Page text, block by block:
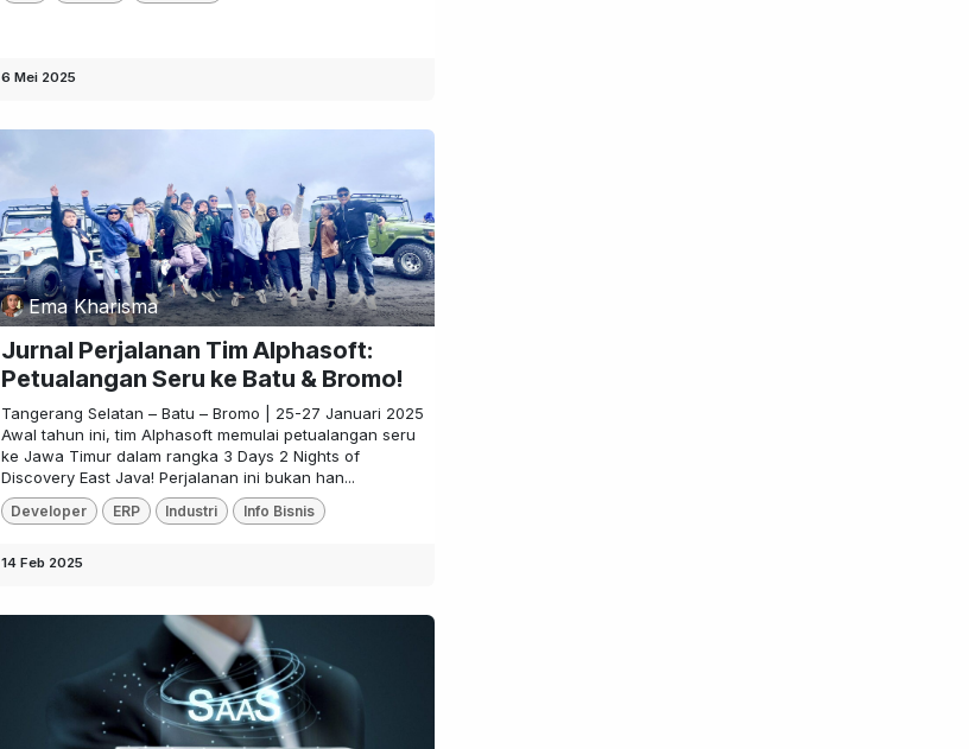
6 Mei 2025
Ema Kharisma
Jurnal Perjalanan Tim Alphasoft:
Petualangan Seru ke Batu & Bromo!
Tangerang Selatan – Batu – Bromo | 25-27 Januari 2025
Awal tahun ini, tim Alphasoft memulai petualangan seru
ke Jawa Timur dalam rangka 3 Days 2 Nights of
Discovery East Java! Perjalanan ini bukan han...
Developer ERP Industri Info Bisnis
14 Feb 2025